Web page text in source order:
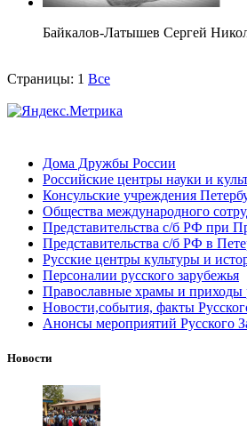
Байкалов-Латышев Сергей
Страницы: 1 Все
Дома Дружбы России
Российские центры науки и
Консульские учреждения
Общества международного
Представительства с/б РФ при
Представительства с/б РФ в
Русские центры культуры и
Персоналии русского зарубежья
Православные храмы и приходы
Новости,события, факты
Анонсы мероприятий Русского
Новости